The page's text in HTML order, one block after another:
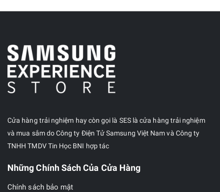
Cửa hàng trải nghiệm hay còn gọi là SES là cửa hàng trải nghiệm
và mua sắm do Công ty Điện Tử Samsung Việt Nam và Công ty
TNHH TMDV Tin Học BNI hợp tác
Những Chính Sách Của Cửa Hàng
Chính sách bảo mật